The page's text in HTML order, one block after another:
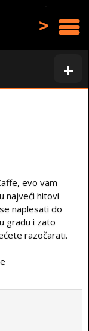
>
+
evo vam
najveći hitovi
naplesati do
gradu i zato
razočarati.